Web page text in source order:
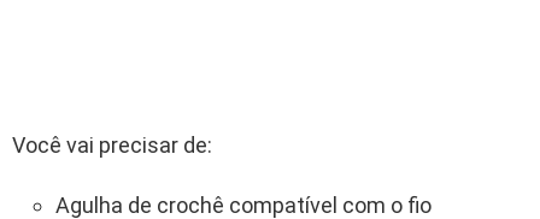
Você vai precisar de:
Agulha de crochê compatível com o fio